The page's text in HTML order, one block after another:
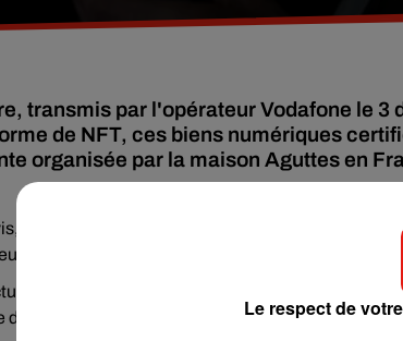
transmis par l'opérateur Vodafone le 3
de NFT, ces biens numériques
organisée par la maison Aguttes en
collaborateur de Vodafone, lors des fêtes de
Noël en VF).
son paiement en crypto-monnaie, deviendra le
de communication original qui a transmis le
Le respect de